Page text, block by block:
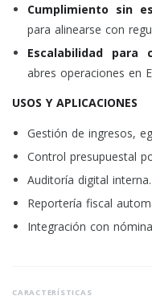
Cumplimiento sin
para alinearse con
Escalabilidad para
abres operaciones en
USOS Y APLICACIONES
Gestión de ingresos,
Control presupuestal
Auditoría digital interna.
Reportería fiscal
Integración con
CARACTERÍSTICAS